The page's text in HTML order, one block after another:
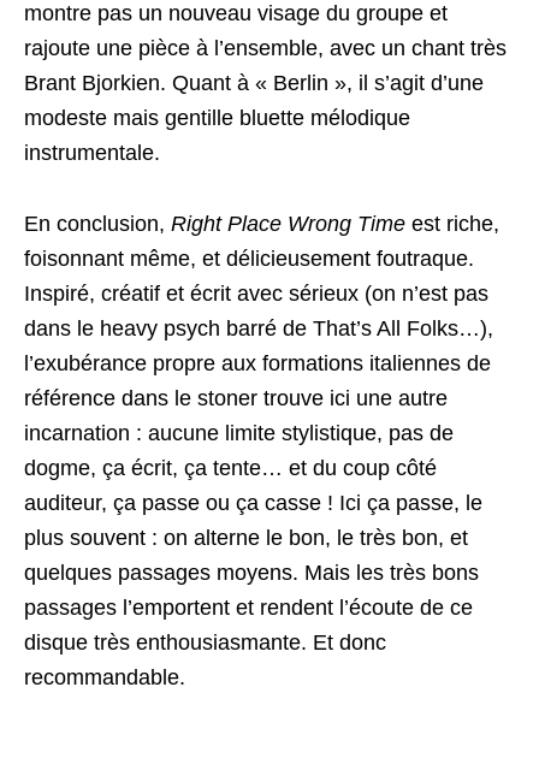
montre pas un nouveau visage du groupe et
rajoute une pièce à l’ensemble, avec un chant très
Brant Bjorkien. Quant à « Berlin », il s’agit d’une
modeste mais gentille bluette mélodique
instrumentale.
En conclusion, Right Place Wrong Time est riche,
foisonnant même, et délicieusement foutraque.
Inspiré, créatif et écrit avec sérieux (on n’est pas
dans le heavy psych barré de That’s All Folks…),
l’exubérance propre aux formations italiennes de
référence dans le stoner trouve ici une autre
incarnation : aucune limite stylistique, pas de
dogme, ça écrit, ça tente… et du coup côté
auditeur, ça passe ou ça casse ! Ici ça passe, le
plus souvent : on alterne le bon, le très bon, et
quelques passages moyens. Mais les très bons
passages l’emportent et rendent l’écoute de ce
disque très enthousiasmante. Et donc
recommandable.